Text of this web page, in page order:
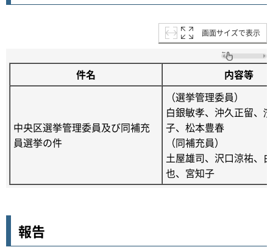
画面サイズで表示
件名 内容等
中央区選挙管理委員及び同補充
員選挙の件
（選挙管理委員）
白銀敏孝、沖久正留、
子、松本豊春
（同補充員）
土屋雄司、沢口涼祐、
也、宮知子
報告